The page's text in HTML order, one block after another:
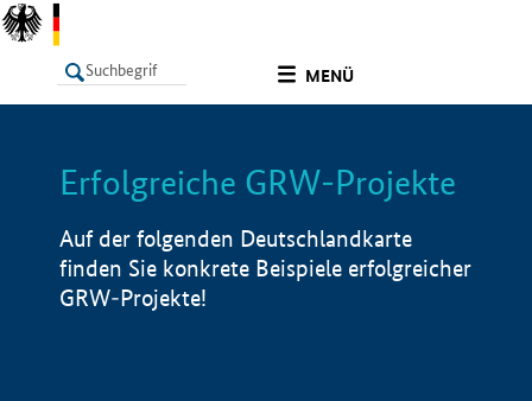
MENÜ
LISTE Info
Erfolgreiche GRW-Projekte
Auf der folgenden Deutschlandkarte
finden Sie konkrete Beispiele erfolgreicher
GRW-Projekte!